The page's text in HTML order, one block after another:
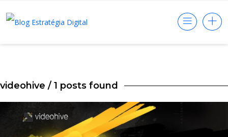
videohive / 1 posts found